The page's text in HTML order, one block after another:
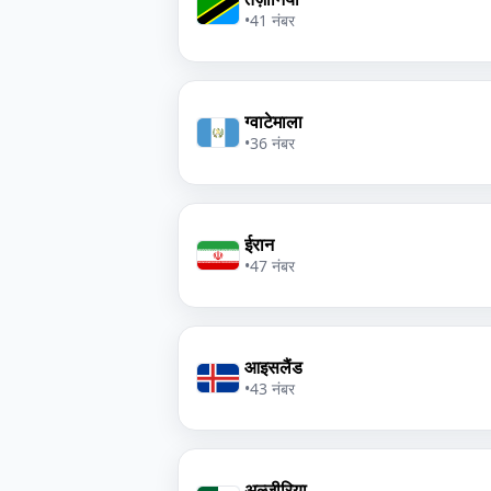
•41 नंबर
ग्वाटेमाला
•36 नंबर
ईरान
•47 नंबर
आइसलैंड
•43 नंबर